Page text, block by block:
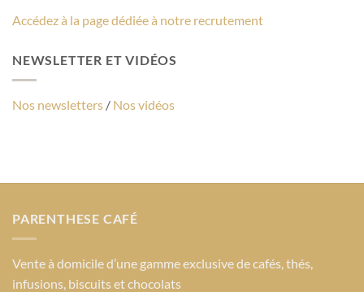
Accédez à la page dédiée à notre recrutement
NEWSLETTER ET VIDÉOS
Nos newsletters / Nos vidéos
PARENTHESE CAFÉ
Vente à domicile d’une gamme exclusive de cafés, thés,
infusions, biscuits et chocolats